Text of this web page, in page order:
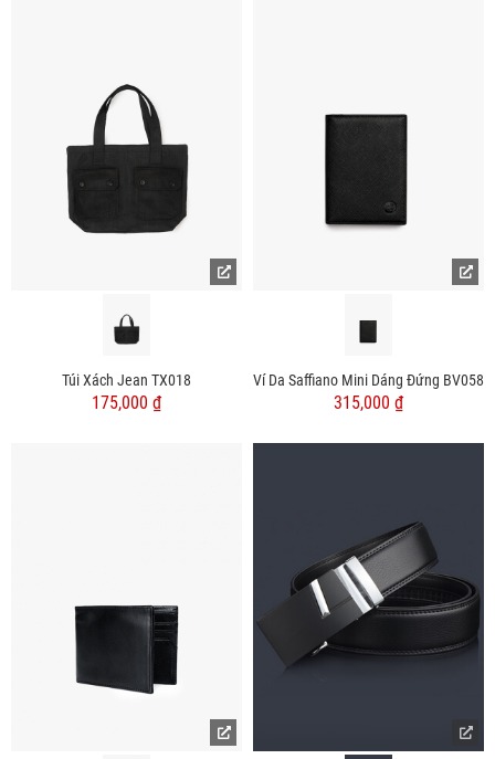
Túi Xách Jean TX018
175,000 ₫
Ví Da Saffiano Mini Dáng Đứng BV058
315,000 ₫